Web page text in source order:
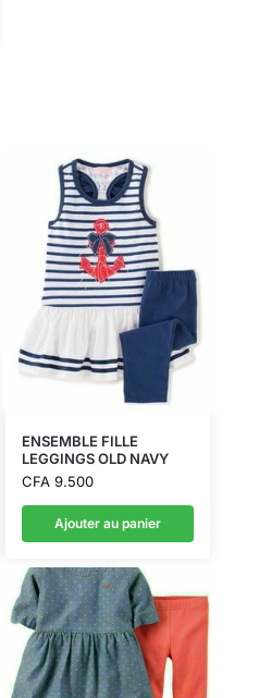
ENSEMBLE FILLE
LEGGINGS OLD NAVY
CFA9.500
Ajouter au panier